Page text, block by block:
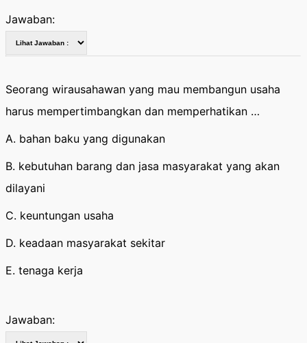
Jawaban:
Seorang wirausahawan yang mau membangun usaha
harus mempertimbangkan dan memperhatikan …
A. bahan baku yang digunakan
B. kebutuhan barang dan jasa masyarakat yang akan
dilayani
C. keuntungan usaha
D. keadaan masyarakat sekitar
E. tenaga kerja
Jawaban: